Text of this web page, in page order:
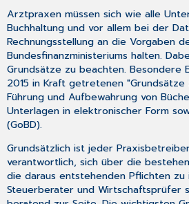
Arztpraxen müssen sich wie alle
Buchhaltung und vor allem bei der
Rechnungsstellung an die Vorgaben
Bundesfinanzministeriums halten.
Grundsätze zu beachten. Besondere
2015 in Kraft getretenen
Führung und Aufbewahrung von
Unterlagen in elektronischer Form
(GoBD).
Grundsätzlich ist jeder
verantwortlich, sich über die
die daraus entstehenden Pflichten
Steuerberater und Wirtschaftsprüfer